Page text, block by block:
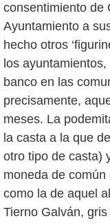
consentimiento de
Ayuntamiento a
hecho otros
los
banco en las
precisamente,
meses. La
la casta a la que
otro tipo de casta)
moneda de
como la de aquel
Tierno Galván,